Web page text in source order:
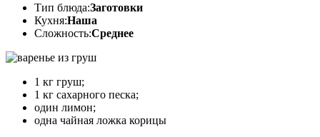
Тип блюда:Заготовки
Кухня:Наша
Сложность:Среднее
1 кг груш;
1 кг сахарного песка;
один лимон;
одна чайная ложка корицы